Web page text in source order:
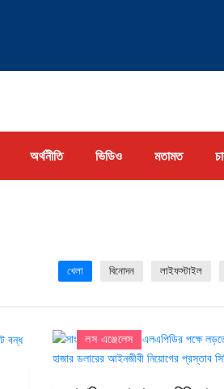
অর্থনীতি ভিডিও মতামত
খেলা বিনোদন লাইফস্টাইল
লস এঞ্জেলেস